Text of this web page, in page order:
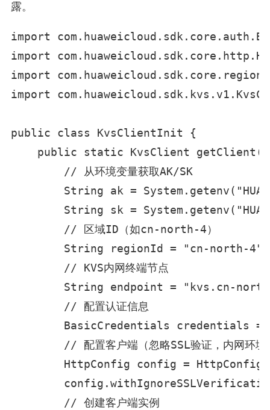
露。
import
import
import
import
public class KvsClientInit {
public static KvsClient
        // 从环境变量获取AK/SK
String ak =
String sk =
        // 区域ID（如cn-north-4）
        String regionId = "cn-north-4";
        // KVS内网终端节点
String endpoint = "kvs.cn-
        // 配置认证信息
BasicCredentials credentials
// 配置客户端（忽略SSL验证，内网环境
HttpConfig config =
        // 创建客户端实例